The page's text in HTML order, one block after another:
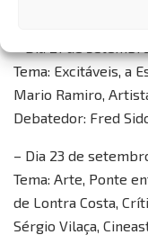
do ICC (Instituto
Tema: Excitáveis, a
Mario Ramiro,
Debatedor: Fred
– Dia 23 de
Tema: Arte, Ponte
de Lontra Costa,
Sérgio Vilaça,